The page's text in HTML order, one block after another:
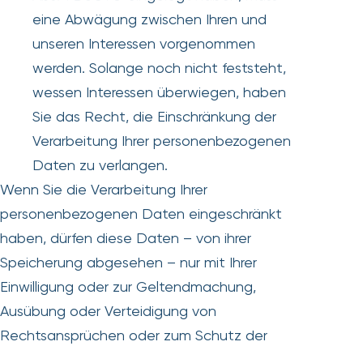
eine Abwägung zwischen Ihren und
unseren Interessen vorgenommen
werden. Solange noch nicht feststeht,
wessen Interessen überwiegen, haben
Sie das Recht, die Einschränkung der
Verarbeitung Ihrer personenbezogenen
Daten zu verlangen.
Wenn Sie die Verarbeitung Ihrer
personenbezogenen Daten eingeschränkt
haben, dürfen diese Daten – von ihrer
Speicherung abgesehen – nur mit Ihrer
Einwilligung oder zur Geltendmachung,
Ausübung oder Verteidigung von
Rechtsansprüchen oder zum Schutz der